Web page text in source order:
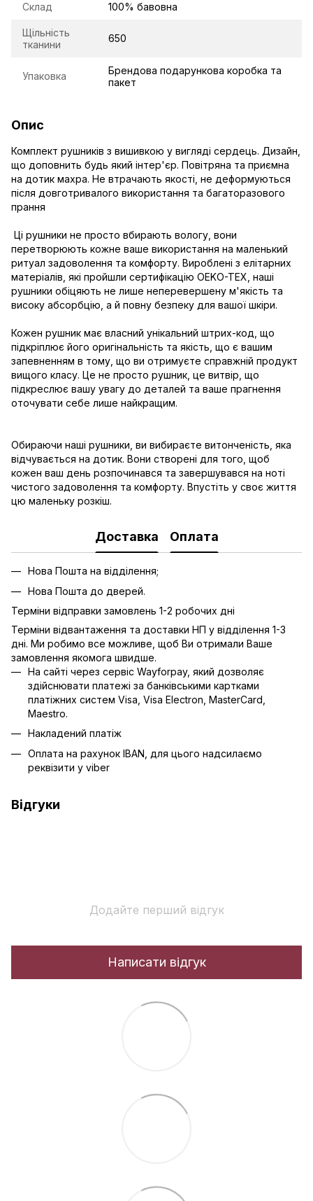
Склад 100% бавовна
Щільність
тканини
650
Упаковка
Брендова подарункова коробка та
пакет
Опис
Комплект рушників з вишивкою у вигляді сердець. Дизайн,
що доповнить будь який інтер'єр. Повітряна та приємна
на дотик махра. Не втрачають якості, не деформуються
після довготривалого використання та багаторазового
прання
Ці рушники не просто вбирають вологу, вони
перетворюють кожне ваше використання на маленький
ритуал задоволення та комфорту. Вироблені з елітарних
матеріалів, які пройшли сертифікацію OEKO-TEX, наші
рушники обіцяють не лише неперевершену м'якість та
високу абсорбцію, а й повну безпеку для вашої шкіри.
Кожен рушник має власний унікальний штрих-код, що
підкріплює його оригінальність та якість, що є вашим
запевненням в тому, що ви отримуєте справжній продукт
вищого класу. Це не просто рушник, це витвір, що
підкреслює вашу увагу до деталей та ваше прагнення
оточувати себе лише найкращим.
Обираючи наші рушники, ви вибираєте витонченість, яка
відчувається на дотик. Вони створені для того, щоб
кожен ваш день розпочинався та завершувався на ноті
чистого задоволення та комфорту. Впустіть у своє життя
цю маленьку розкіш.
Доставка Оплата
Нова Пошта на відділення;
Нова Пошта до дверей.
Терміни відправки замовлень 1-2 робочих дні
Терміни відвантаження та доставки НП у відділення 1-3
дні. Ми робимо все можливе, щоб Ви отримали Ваше
замовлення якомога швидше.
На сайті через сервіс Wayforpay, який дозволяє
здійснювати платежі за банківськими картками
платіжних систем Visa, Visa Electron, MasterCard,
Maestro.
Накладений платіж
Оплата на рахунок IBAN, для цього надсилаємо
реквізити у viber
Відгуки
Додайте перший відгук
Написати відгук